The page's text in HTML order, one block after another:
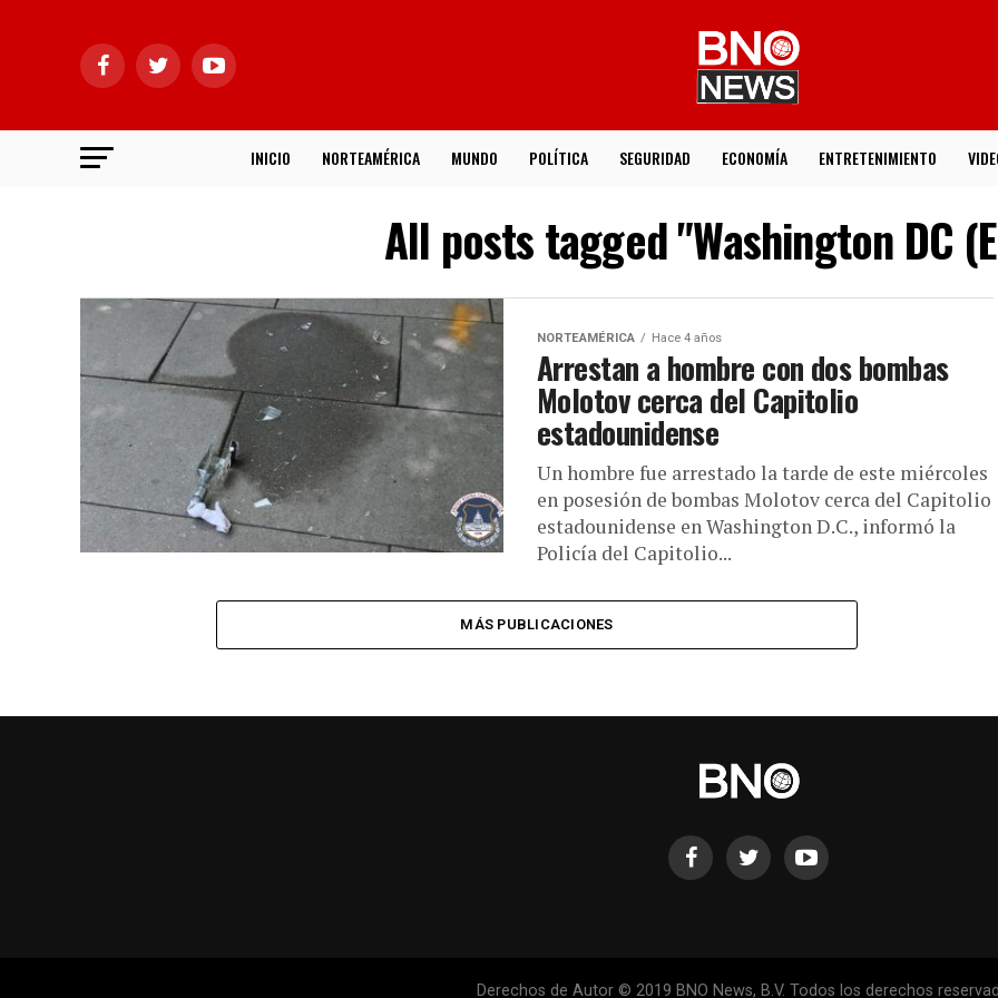
INICIO NORTEAMÉRICA MUNDO POLÍTICA SEGURIDAD ECONOMÍA ENTRETENIMIENTO
All posts tagged "Washington DC
NORTEAMÉRICA Hace 4 años
Arrestan a hombre con dos bombas
Molotov cerca del Capitolio
estadounidense
Un hombre fue arrestado la tarde de este miércoles
en posesión de bombas Molotov cerca del Capitolio
estadounidense en Washington D.C., informó la
Policía del Capitolio...
MÁS PUBLICACIONES
Derechos de Autor © 2019 BNO News, B.V. Todos los derechos